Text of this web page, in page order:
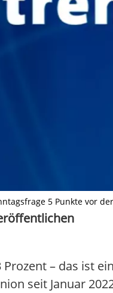
5 Punkte vor
– das ist
seit Januar